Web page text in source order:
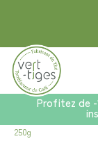
Profitez de -
250g